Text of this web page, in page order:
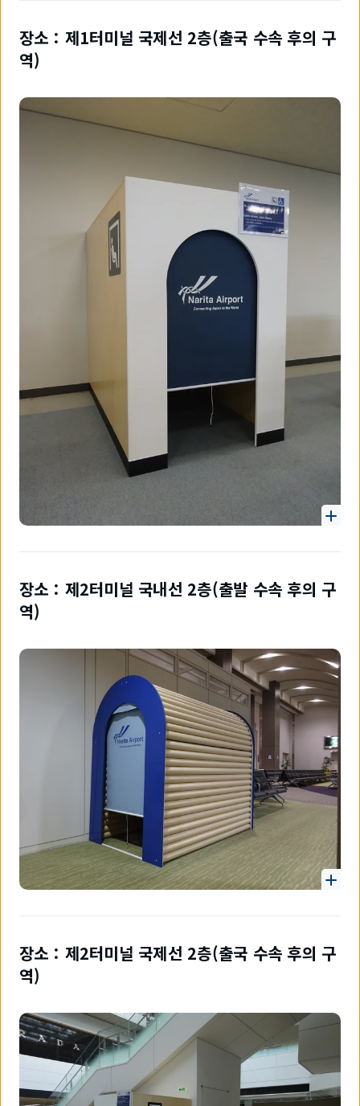
장소：제1터미널 국제선 2층(출국 수속 후의 구
역)
장소：제2터미널 국내선 2층(출발 수속 후의 구
역)
장소：제2터미널 국제선 2층(출국 수속 후의 구
역)